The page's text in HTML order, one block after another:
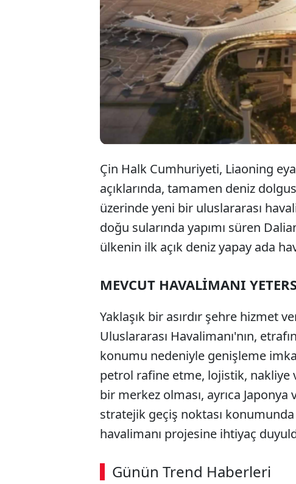
Çin,
tabanını
yapay ada
ediyor.
Çin Halk Cumhuriyeti, Liaoning
açıklarında, tamamen deniz
üzerinde yeni bir uluslararası
doğu sularında yapımı süren
ülkenin ilk açık deniz yapay ada
MEVCUT HAVALİMANI
Yaklaşık bir asırdır şehre hizmet
Uluslararası Havalimanı'nın,
konumu nedeniyle genişleme
petrol rafine etme, lojistik, nakliye
bir merkez olması, ayrıca
stratejik geçiş noktası
havalimanı projesine ihtiyaç
Günün Trend Haberleri
00:02 / 08:43